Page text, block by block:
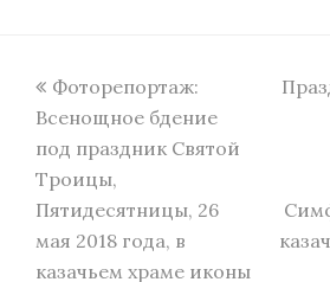
previous
post:
Фоторепортаж:
Всенощное бдение
под праздник Святой
Троицы,
Пятидесятницы, 26
мая 2018 года, в
казачьем храме иконы
next